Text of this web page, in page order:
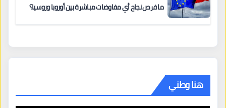
ما فرص نجاح أي مفاوضات مباشرة بين أوروبا وروسيا؟
هنا وطني